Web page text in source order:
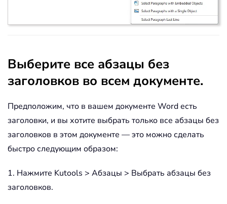
Выберите все абзацы без
заголовков во всем документе.
Предположим, что в вашем документе Word есть
заголовки, и вы хотите выбрать только все абзацы без
заголовков в этом документе — это можно сделать
быстро следующим образом:
1. Нажмите Kutools > Абзацы > Выбрать абзацы без
заголовков.